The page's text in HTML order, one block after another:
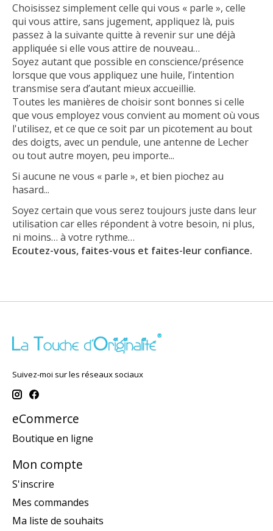
Choisissez simplement celle qui vous « parle », celle
qui vous attire, sans jugement, appliquez là, puis
passez à la suivante quitte à revenir sur une déjà
appliquée si elle vous attire de nouveau…
Soyez autant que possible en conscience/présence
lorsque que vous appliquez une huile, l’intention
transmise sera d’autant mieux accueillie.
Toutes les manières de choisir sont bonnes si celle
que vous employez vous convient au moment où vous
l'utilisez, et ce que ce soit par un picotement au bout
des doigts, avec un pendule, une antenne de Lecher
ou tout autre moyen, peu importe...
Si aucune ne vous « parle », et bien piochez au
hasard...
Soyez certain que vous serez toujours juste dans leur
utilisation car elles répondent à votre besoin, ni plus,
ni moins… à votre rythme…
Ecoutez-vous, faites-vous et faites-leur confiance.
Suivez-moi sur les réseaux sociaux
eCommerce
Boutique en ligne
Mon compte
S'inscrire
Mes commandes
Ma liste de souhaits